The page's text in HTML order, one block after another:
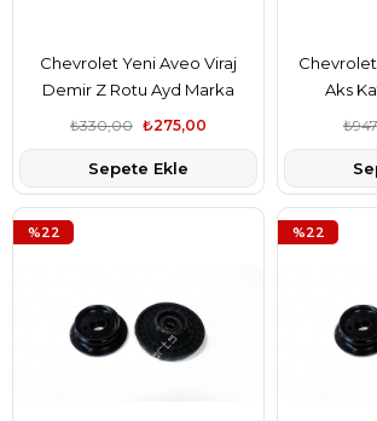
Chevrolet Yeni Aveo Viraj
Demir Z Rotu Ayd Marka
₺275,00
₺330,00
Sepete Ekle
Chevrolet
Aks
%22 %22